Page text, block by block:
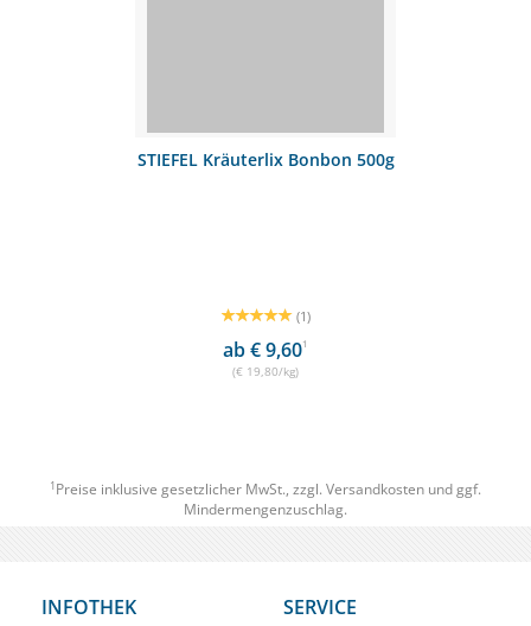
STIEFEL Kräuterlix Bonbon 500g
(1)
ab € 9,601
(€ 19,80/kg)
1 Preise inklusive gesetzlicher MwSt., zzgl. Versandkosten und ggf.
Mindermengenzuschlag.
INFOTHEK SERVICE